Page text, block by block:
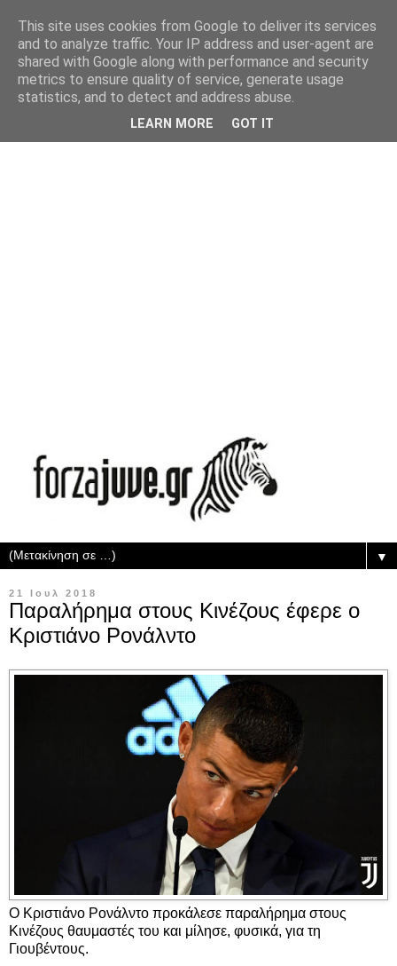
▼
21 Ιουλ 2018
Παραλήρημα στους Κινέζους έφερε ο
Κριστιάνο Ρονάλντο
Ο Κριστιάνο Ρονάλντο προκάλεσε παραλήρημα στους
Κινέζους θαυμαστές του και μίλησε, φυσικά, για τη
Γιουβέντους.
This site uses cookies from Google to deliver its services
and to analyze traffic. Your IP address and user-agent are
shared with Google along with performance and security
metrics to ensure quality of service, generate usage
statistics, and to detect and address abuse.
LEARN MORE GOT IT